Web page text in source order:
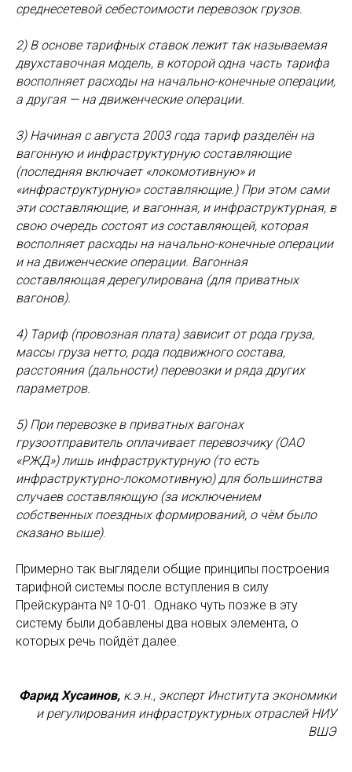
среднесетевой себестоимости перевозок грузов.
2) В основе тарифных ставок лежит так называемая
двухставочная модель, в которой одна часть тарифа
восполняет расходы на начально-конечные операции,
а другая — на движенческие операции.
3) Начиная с августа 2003 года тариф разделён на
вагонную и инфраструктурную составляющие
(последняя включает «локомотивную» и
«инфраструктурную» составляющие.) При этом сами
эти составляющие, и вагонная, и инфраструктурная, в
свою очередь состоят из составляющей, которая
восполняет расходы на начально-конечные операции
и на движенческие операции. Вагонная
составляющая дерегулирована (для приватных
вагонов).
4) Тариф (провозная плата) зависит от рода груза,
массы груза нетто, рода подвижного состава,
расстояния (дальности) перевозки и ряда других
параметров.
5) При перевозке в приватных вагонах
грузоотправитель оплачивает перевозчику (ОАО
«РЖД») лишь инфраструктурную (то есть
инфраструктурно-локомотивную) для большинства
случаев составляющую (за исключением
собственных поездных формирований, о чём было
сказано выше).
Примерно так выглядели общие принципы построения
тарифной системы после вступления в силу
Прейскуранта № 10-01. Однако чуть позже в эту
систему были добавлены два новых элемента, о
которых речь пойдёт далее.
Фарид Хусаинов, к.э.н., эксперт Института экономики
и регулирования инфраструктурных отраслей НИУ
ВШЭ